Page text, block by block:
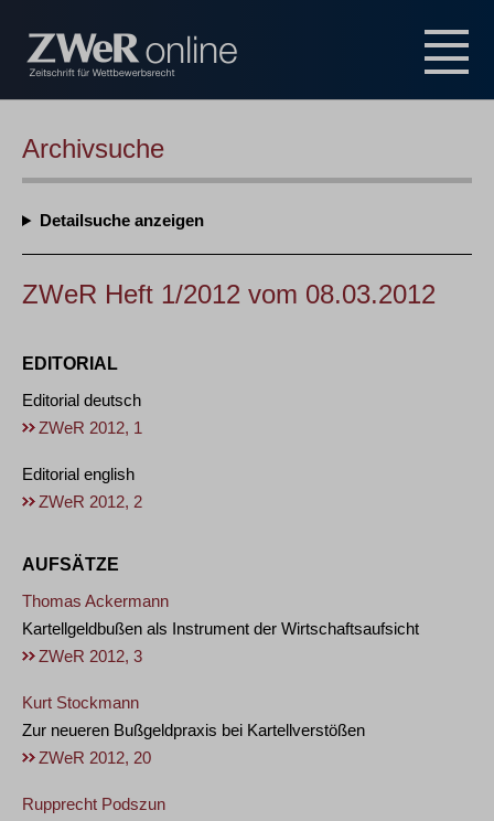
Archivsuche
Detailsuche
ZWeR Heft 1/2012 vom 08.03.2012
EDITORIAL
Editorial deutsch
ZWeR 2012, 1
Editorial english
ZWeR 2012, 2
AUFSÄTZE
Thomas Ackermann
Kartellgeldbußen als Instrument der Wirtschaftsaufsicht
ZWeR 2012, 3
Kurt Stockmann
Zur neueren Bußgeldpraxis bei Kartellverstößen
ZWeR 2012, 20
Rupprecht Podszun